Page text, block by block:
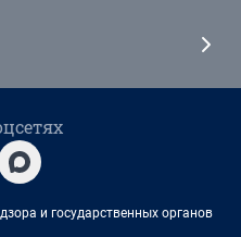
и государственных органов